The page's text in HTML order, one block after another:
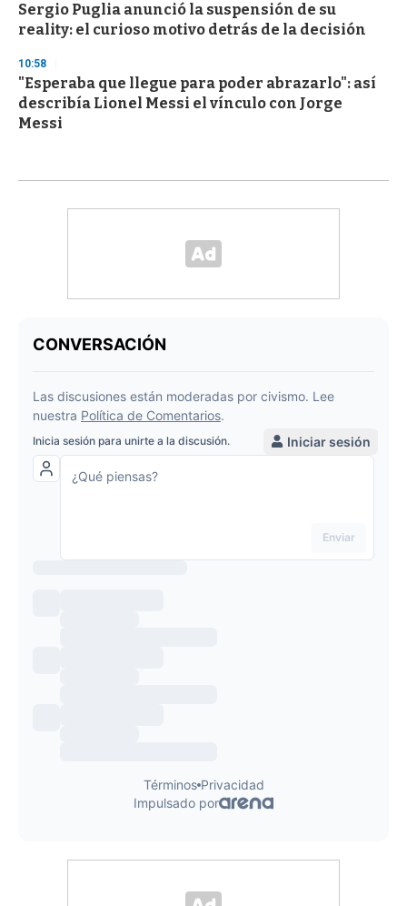
Sergio Puglia anunció la suspensión de su
reality: el curioso motivo detrás de la decisión
10:58
"Esperaba que llegue para poder abrazarlo": así
describía Lionel Messi el vínculo con Jorge
Messi